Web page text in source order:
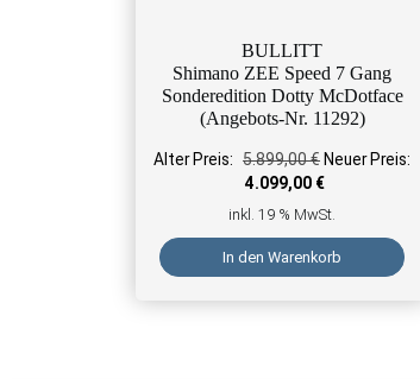
BULLITT
Shimano ZEE Speed 7 Gang
Sonderedition Dotty McDotface
(Angebots-Nr. 11292)
Alter Preis: 5.899,00€ Neuer Preis:
4.099,00 €Aktueller
inkl. 19 % MwSt.
In den Warenkorb